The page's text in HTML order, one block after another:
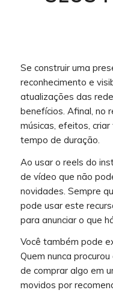
Se construir uma
reconhecimento e
atualizações das
benefícios. Afinal, no
músicas, efeitos,
tempo de duração.
Ao usar o reels do
de vídeo que não
novidades. Sempre
pode usar este
para anunciar o que
Você também pode
Quem nunca
de comprar algo em
movidos por